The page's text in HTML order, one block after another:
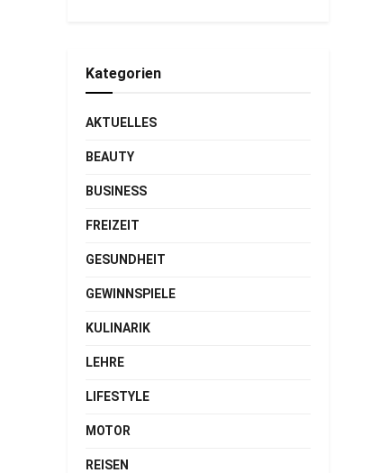
Kategorien
AKTUELLES
BEAUTY
BUSINESS
FREIZEIT
GESUNDHEIT
GEWINNSPIELE
KULINARIK
LEHRE
LIFESTYLE
MOTOR
REISEN